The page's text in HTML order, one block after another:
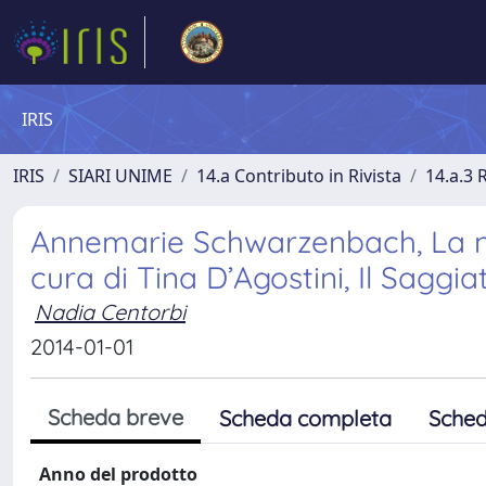
IRIS
IRIS SIARI UNIME 14.a Contributo in Rivista 14.a.3
Annemarie Schwarzenbach,
cura di Tina D’Agostini, Il
Nadia Centorbi
2014-01-01
Scheda breve Scheda completa
Anno del prodotto